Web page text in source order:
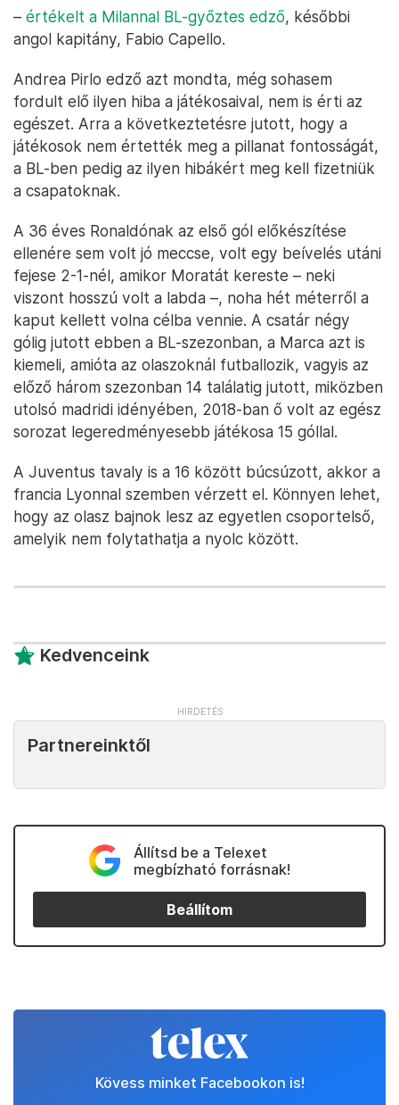
– értékelt a Milannal BL-győztes edző, későbbi
angol kapitány, Fabio Capello.
Andrea Pirlo edző azt mondta, még sohasem
fordult elő ilyen hiba a játékosaival, nem is érti az
egészet. Arra a következtetésre jutott, hogy a
játékosok nem értették meg a pillanat fontosságát,
a BL-ben pedig az ilyen hibákért meg kell fizetniük
a csapatoknak.
A 36 éves Ronaldónak az első gól előkészítése
ellenére sem volt jó meccse, volt egy beívelés utáni
fejese 2-1-nél, amikor Moratát kereste – neki
viszont hosszú volt a labda –, noha hét méterről a
kaput kellett volna célba vennie. A csatár négy
gólig jutott ebben a BL-szezonban, a Marca azt is
kiemeli, amióta az olaszoknál futballozik, vagyis az
előző három szezonban 14 találatig jutott, miközben
utolsó madridi idényében, 2018-ban ő volt az egész
sorozat legeredményesebb játékosa 15 góllal.
A Juventus tavaly is a 16 között búcsúzott, akkor a
francia Lyonnal szemben vérzett el. Könnyen lehet,
hogy az olasz bajnok lesz az egyetlen csoportelső,
amelyik nem folytathatja a nyolc között.
Kedvenceink
Partnereinktől
Állítsd be a Telexet
megbízható forrásnak!
Beállítom
Kövess minket Facebookon is!